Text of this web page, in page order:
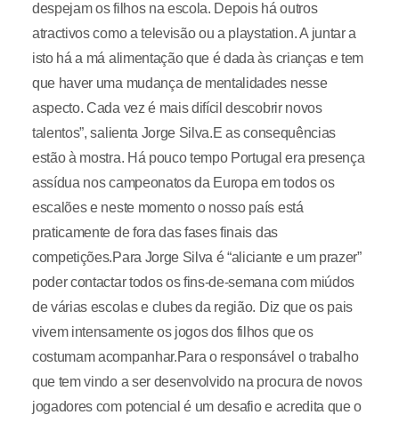
despejam os filhos na escola. Depois há outros
atractivos como a televisão ou a playstation. A juntar a
isto há a má alimentação que é dada às crianças e tem
que haver uma mudança de mentalidades nesse
aspecto. Cada vez é mais difícil descobrir novos
talentos”, salienta Jorge Silva.E as consequências
estão à mostra. Há pouco tempo Portugal era presença
assídua nos campeonatos da Europa em todos os
escalões e neste momento o nosso país está
praticamente de fora das fases finais das
competições.Para Jorge Silva é “aliciante e um prazer”
poder contactar todos os fins-de-semana com miúdos
de várias escolas e clubes da região. Diz que os pais
vivem intensamente os jogos dos filhos que os
costumam acompanhar.Para o responsável o trabalho
que tem vindo a ser desenvolvido na procura de novos
jogadores com potencial é um desafio e acredita que o